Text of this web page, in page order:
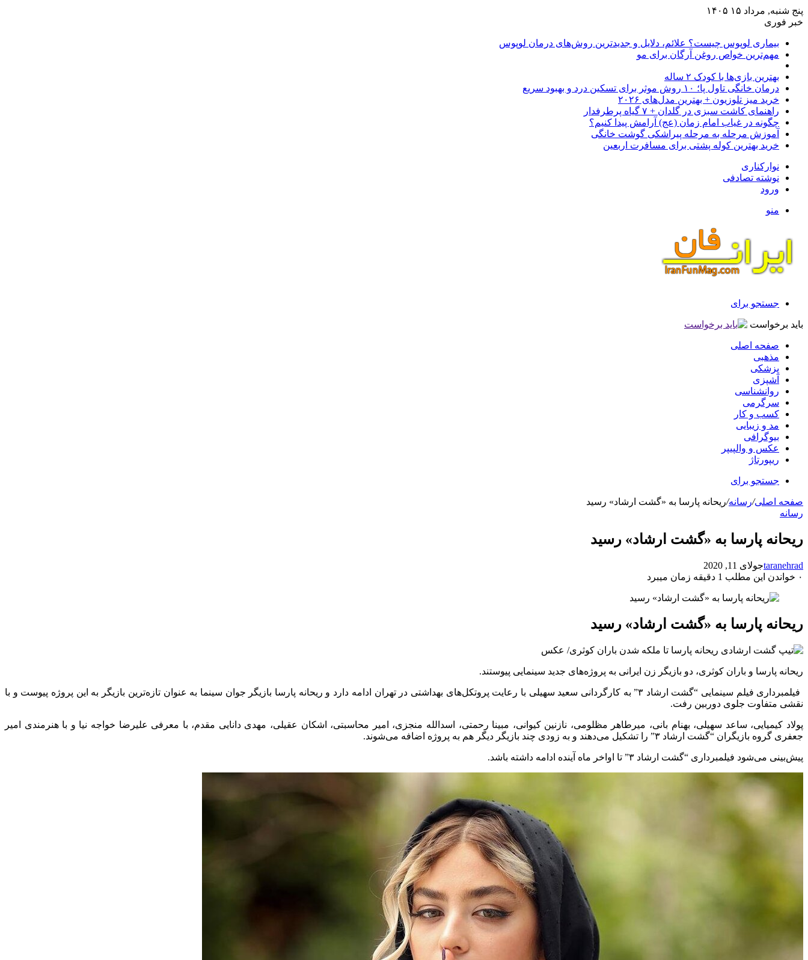
پنج شنبه, مرداد ۱۵ ۱۴۰۵
خبر فوری
بیماری لوپوس چیست؟ علائم، دلایل و جدیدترین روش‌های درمان لوپوس
مهم‌ترین خواص روغن آرگان برای مو
بهترین بازی‌ها با کودک ۲ ساله
درمان خانگی تاول پا؛ ۱۰ روش موثر برای تسکین درد و بهبود سریع
خرید میز تلوزیون + بهترین مدل‌های ۲۰۲۶
راهنمای کاشت سبزی در گلدان + ۷ گیاه پرطرفدار
چگونه در غیاب امام زمان (عج) آرامش پیدا کنیم؟
آموزش مرحله به مرحله پیراشکی گوشت خانگی
خرید بهترین کوله پشتی برای مسافرت اربعین
نوارکناری
نوشته تصادفی
ورود
منو
جستجو برای
باید برخواست
صفحه اصلی
مذهبی
پزشکی
آشپزی
روانشناسی
سرگرمی
کسب و کار
مد و زیبایی
بیوگرافی
عکس و والپیپر
ریپورتاژ
جستجو برای
صفحه اصلی/رسانه/ریحانه پارسا به «گشت ارشاد» رسید
رسانه
ریحانه پارسا به «گشت ارشاد» رسید
taranehradجولای 11, 2020
۰ خواندن این مطلب 1 دقیقه زمان میبرد
ریحانه پارسا به «گشت ارشاد» رسید
ریحانه پارسا و باران کوثری، دو بازیگر زن ایرانی به پروژه‌های جدید سینمایی پیوستند.
فیلمبرداری فیلم سینمایی “گشت ارشاد ۳” به کارگردانی سعید سهیلی با رعایت پروتکل‌های بهداشتی در تهران ادامه دارد و ریحانه پارسا بازیگر جوان سینما به عنوان تازه‌ترین بازیگر به این پروژه پیوست و با
نقشی متفاوت جلوی دوربین رفت.
پولاد کیمیایی، ساعد سهیلی، بهنام بانی، میرطاهر مظلومی، نازنین کیوانی، مبینا رحمتی، اسدالله منجزی، امیر محاسبتی، اشکان عقیلی، مهدی دانایی مقدم، با معرفی علیرضا خواجه نیا و با هنرمندی امیر
جعفری گروه بازیگران “گشت ارشاد ۳” را تشکیل می‌دهند و به زودی چند بازیگر دیگر هم به پروژه اضافه می‌شوند.
پیش‌بینی می‌شود فیلمبرداری “گشت ارشاد ۳” تا اواخر ماه آینده ادامه داشته باشد.